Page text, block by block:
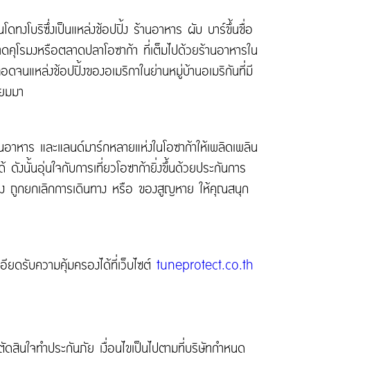
ทงโบริซึ่งเป็นแหล่งช้อปปิ้ง ร้านอาหาร ผับ บาร์ขึ้นชื่อ
รมงหรือตลาดปลาโอซาก้า ที่เต็มไปด้วยร้านอาหารใน
จนแหล่งช้อปปิ้งของอเมริกาในย่านหมู่บ้านอเมริกันที่มี
มมา
าร และแลนด์มาร์กหลายแห่งในโอซาก้าให้เพลิดเพลิน
งนั้นอุ่นใจกับการเที่ยวโอซาก้ายิ่งขึ้นด้วยประกันการ
ถูกยกเลิกการเดินทาง หรือ ของสูญหาย ให้คุณสนุก
ยดรับความคุ้มครองได้ที่เว็บไซต์ tuneprotect.co.th
สินใจทำประกันภัย เงื่อนไขเป็นไปตามที่บริษัทกำหนด